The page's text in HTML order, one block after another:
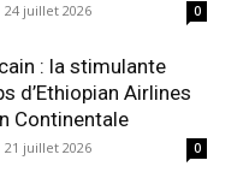
24 juillet 2026 0
: la stimulante
d’Ethiopian Airlines
Continentale
21 juillet 2026 0